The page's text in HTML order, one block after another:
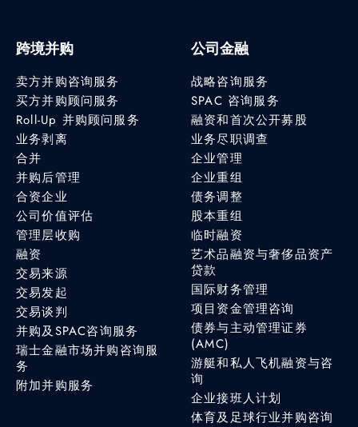
跨境并购
卖方并购咨询服务
买方并购顾问服务
Roll-Up 并购顾问服务
业务剥离
合并
并购后管理
合资企业
公司价值评估
管理层收购
融资
交易来源
交易发起
交易谈判
并购及SPAC咨询服务
瑞士金融市场并购咨询服
务
附加并购服务
公司金融
战略咨询服务
SPAC 咨询服务
融资和首次公开募股
业务尽职调查
企业管理
企业重组
债务调整
股本重组
临时融资
艺术品融资与奢侈品资产
贷款
国际财务管理
项目资金管理咨询
债券与主动管理证券
(AMC)
游艇和私人飞机融资与咨
询
企业接班人计划
体育及足球行业并购咨询